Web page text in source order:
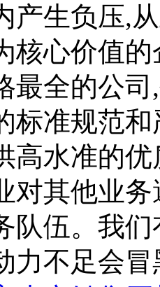
产生负压,
核心价值
最全的公
标准规范
高水准的
对其他业
队伍。我
力不足会冒